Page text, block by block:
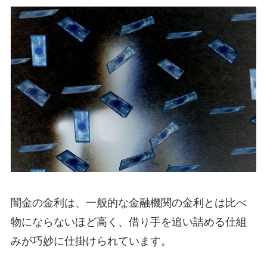
闇金の金利は、一般的な金融機関の金利とは比べ
物にならないほど高く、借り手を追い詰める仕組
みが巧妙に仕掛けられています。